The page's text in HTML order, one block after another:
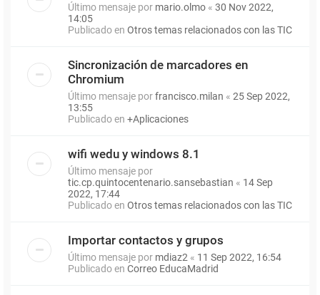
Último mensaje por mario.olmo « 30 Nov 2022,
14:05
Publicado en Otros temas relacionados con las TIC
Sincronización de marcadores en
Chromium
Último mensaje porfrancisco.milan « 25 Sep 2022,
13:55
Publicado en +Aplicaciones
wifi wedu y windows 8.1
Último mensaje por
tic.cp.quintocentenario.sansebastian « 14 Sep
2022, 17:44
Publicado en Otros temas relacionados con las TIC
Importar contactos y grupos
Último mensaje por mdiaz2 « 11 Sep 2022, 16:54
Publicado en Correo EducaMadrid